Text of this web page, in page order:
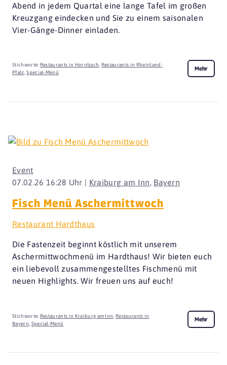
Abend in jedem Quartal eine lange Tafel im großen
Kreuzgang eindecken und Sie zu einem saisonalen
Vier-Gänge-Dinner einladen.
Stichworte: Restaurants in Hornbach, Restaurants in Rheinland-
Pfalz,Special-Menü
Mehr
07.02.26 16:28 Uhr | Kraiburg am Inn, Bayern
Event
Fisch Menü Aschermittwoch
Restaurant Hardthaus
Die Fastenzeit beginnt köstlich mit unserem
Aschermittwochmenü im Hardthaus! Wir bieten euch
ein liebevoll zusammengestelltes Fischmenü mit
neuen Highlights. Wir freuen uns auf euch!
Stichworte: Restaurants in Kraiburg am Inn
Restaurants in
Bayern Special-Menü
Mehr